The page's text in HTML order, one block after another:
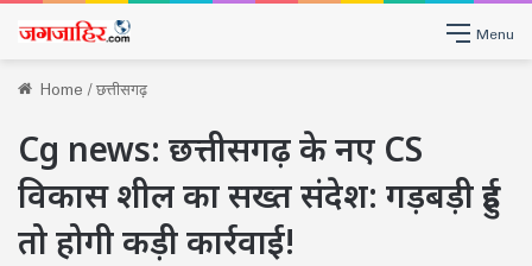
Menu
Home/छत्तीसगढ़
Cg news: छत्तीसगढ़ के नए CS
विकास शील का सख्त संदेश: गड़बड़ी हुई
तो होगी कड़ी कार्रवाई!